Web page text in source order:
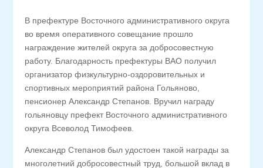
В префектуре Восточного административного округа
во время оперативного совещание прошло
награждение жителей округа за добросовестную
работу. Благодарность префектуры ВАО получил
организатор физкультурно-оздоровительных и
спортивных мероприятий района Гольяново,
пенсионер Александр Степанов. Вручил награду
гольяновцу префект Восточного административного
округа Всеволод Тимофеев.
Александр Степанов был удостоен такой награды за
многолетний добросовестный труд, большой вклад в